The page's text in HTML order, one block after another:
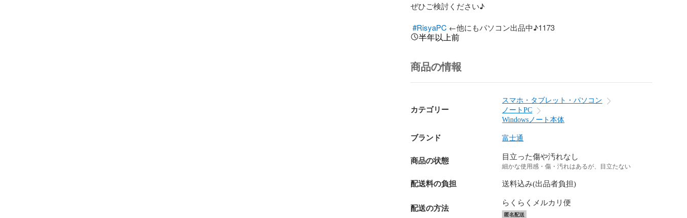
ぜひご検討ください‪♪
#RisyaPC ←他にもパソコン出品中♪1173
半年以上前
商品の情報
カテゴリー
スマホ・タブレット・パソコン
ノートPC
Windowsノート本体
ブランド 富士通
商品の状態 目立った傷や汚れなし
細かな使用感・傷・汚れはあるが、目立たない
配送料の負担 送料込み(出品者負担)
配送の方法
らくらくメルカリ便
匿名配送